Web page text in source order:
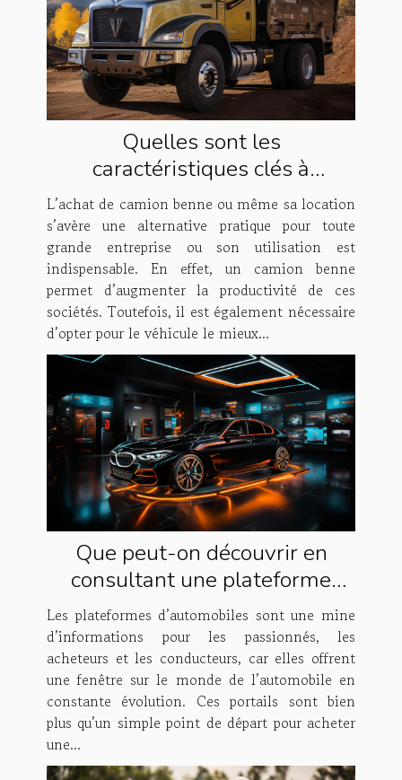
Quelles sont les
caractéristiques clés à
rechercher lors de l’achat d’un
camion benne ?
L’achat de camion benne ou même sa location
s’avère une alternative pratique pour toute
grande entreprise ou son utilisation est
indispensable. En effet, un camion benne
permet d’augmenter la productivité de ces
sociétés. Toutefois, il est également nécessaire
d’opter pour le véhicule le mieux...
Que peut-on découvrir en
consultant une plateforme
dédiée à l'automobile ?
Les plateformes d’automobiles sont une mine
d’informations pour les passionnés, les
acheteurs et les conducteurs, car elles offrent
une fenêtre sur le monde de l’automobile en
constante évolution. Ces portails sont bien
plus qu’un simple point de départ pour acheter
une...